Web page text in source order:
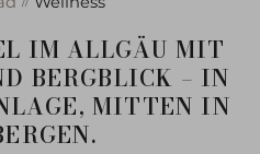
IM ALLGÄU MIT
BERGBLICK – IN R
MITTEN IN D